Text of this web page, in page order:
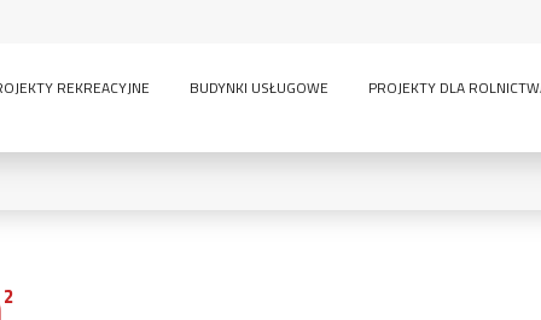
REKREACYJNE BUDYNKI USŁUGOWE PROJEKTY DLA